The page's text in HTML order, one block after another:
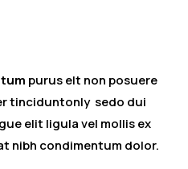
purus elt non posuere
tinciduntonly sedo dui
elit ligula vel mollis ex
nibh condimentum dolor.